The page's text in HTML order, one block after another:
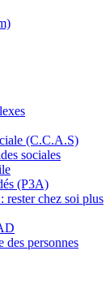
(C.C.A.S)
sociales
(P3A)
rester chez soi plus
des personnes